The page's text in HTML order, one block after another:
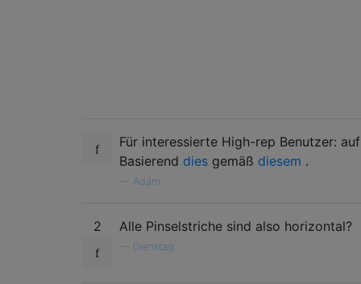
Für interessierte High-rep Benutzer: auf
Basierend dies gemäß diesem .
Adám
2 Alle Pinselstriche sind also horizontal?
Dienstag,